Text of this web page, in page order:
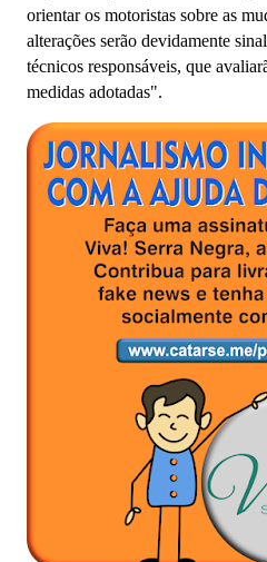
orientar os motoristas sobre as
alterações serão devidamente
técnicos responsáveis, que
medidas adotadas".